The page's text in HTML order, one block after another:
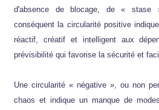
d'absence de blocage, de « stase
conséquent la circularité positive
réactif, créatif et intelligent aux
prévisibilité qui favorise la sécurité et
Une circularité « négative », ou non
chaos et indique un manque de